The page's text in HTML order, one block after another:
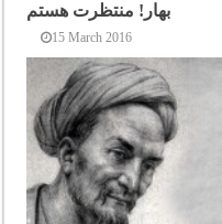
بهار! منتظرت هستم
15 March 2016